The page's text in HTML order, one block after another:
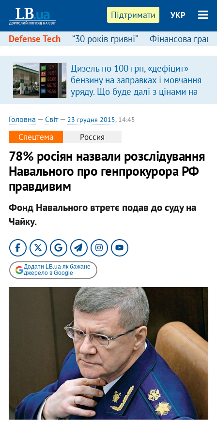
Підтримати УКР
Defense Tech “30 років гривні” Фінансова
Дизель по 100 грн, «дефіцит»
бензину на заправках і мовчання
уряду. Що буде далі з цінами на
пальне?
Головна — Світ— 23 грудня 2015, 14:45
Спецтема Россия
78% росіян назвали розслідування
Навального про генпрокурора РФ
правдивим
Фонд Навального втретє подав до суду на
Чайку.
Додати LB.ua як бажане
джерело в Google